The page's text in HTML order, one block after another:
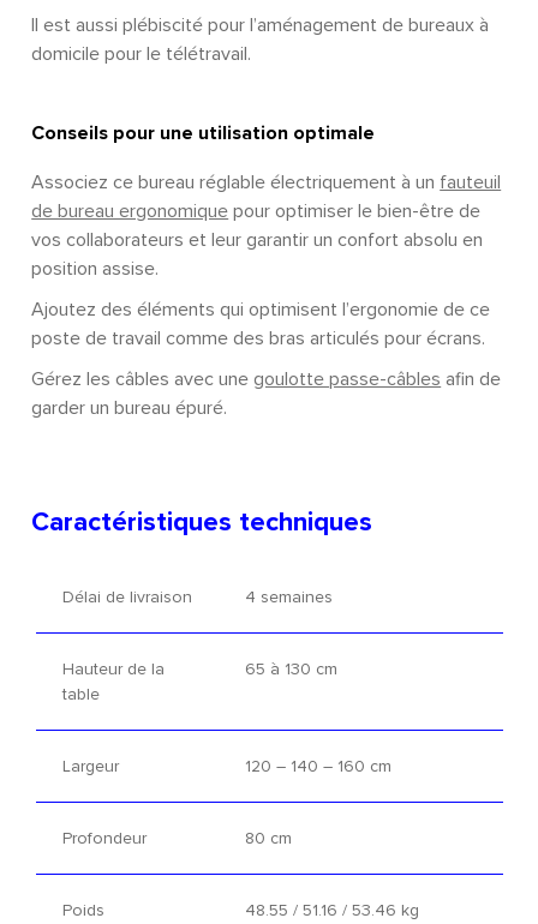
Il est aussi plébiscité pour l’aménagement de bureaux à
domicile pour le télétravail.
Conseils pour une utilisation optimale
Associez ce bureau réglable électriquement à un fauteuil
de bureau ergonomiquepour optimiser le bien-être de
vos collaborateurs et leur garantir un confort absolu en
position assise.
Ajoutez des éléments qui optimisent l’ergonomie de ce
poste de travail comme des bras articulés pour écrans.
Gérez les câbles avec une goulotte passe-câbles afin de
garder un bureau épuré.
Caractéristiques techniques
Délai de livraison 4 semaines
Hauteur de la
table
65 à 130 cm
Largeur 120 – 140 – 160 cm
Profondeur 80 cm
Poids 48.55 / 51.16 / 53.46 kg